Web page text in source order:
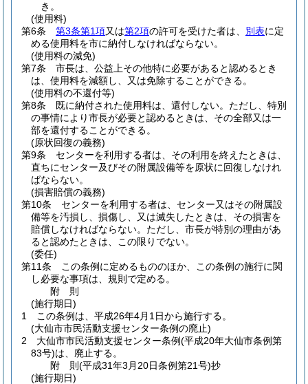
き。
(使用料)
第6条
第3条第1項又は第2項の許可を受けた者は、 別表に定
める使用料を市に納付しなければならない。
(使用料の減免)
第7条
市長は、公益上その他特に必要があると認めるとき
は、使用料を減額し、又は免除することができる。
(使用料の不還付等)
第8条
既に納付された使用料は、還付しない。 ただし、特別
の事情により市長が必要と認めるときは、その全部又は一
部を還付することができる。
(原状回復の義務)
第9条
センターを利用する者は、その利用を終えたときは、
直ちにセンター及びその附属設備等を原状に回復しなけれ
ばならない。
(損害賠償の義務)
第10条
センターを利用する者は、センター又はその附属設
備等を汚損し、損傷し、又は滅失したときは、その損害を
賠償しなければならない。 ただし、市長が特別の理由があ
ると認めたときは、この限りでない。
(委任)
第11条
この条例に定めるもののほか、この条例の施行に関
し必要な事項は、規則で定める。
附 則
(施行期日)
1
この条例は、平成26年4月1日から施行する。
(大仙市市民活動支援センター条例の廃止)
2
大仙市市民活動支援センター条例(平成20年大仙市条例第
83号)は、廃止する。
附 則(平成31年3月20日条例第21号)抄
(施行期日)